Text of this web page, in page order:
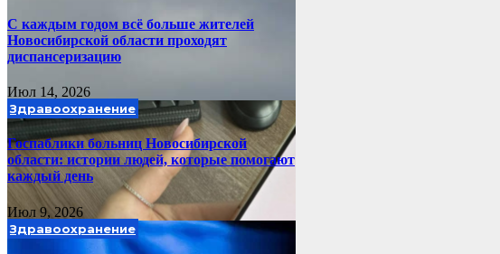
С каждым годом всё больше жителей
Новосибирской области проходят
диспансеризацию
Июл 14, 2026
Здравоохранение
Госпаблики больниц Новосибирской
области: истории людей, которые помогают
каждый день
Июл 9, 2026
Здравоохранение